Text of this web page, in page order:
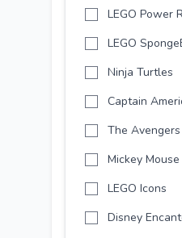
LEGO Power
LEGO
Ninja Turtles
Captain
The Avengers
Mickey Mouse
LEGO Icons
Disney